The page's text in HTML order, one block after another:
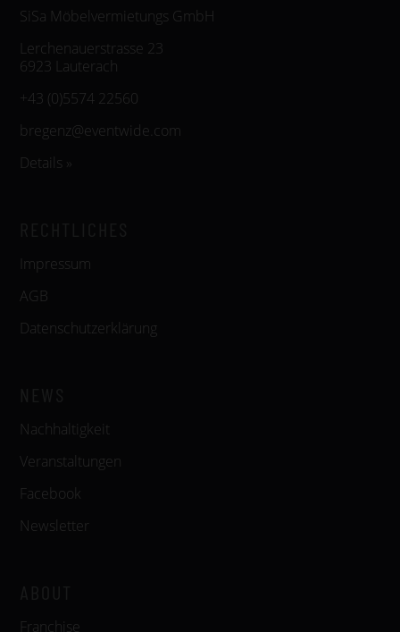
SiSa Möbelvermietungs GmbH
Lerchenauerstrasse 23
6923 Lauterach
+43 (0)5574 22560
bregenz@eventwide.com
Details »
Impressum
AGB
Datenschutzerklärung
Nachhaltigkeit
Veranstaltungen
Facebook
Newsletter
Franchise